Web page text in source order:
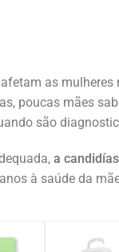
as mulheres
poucas mães
são
a
à saúde da